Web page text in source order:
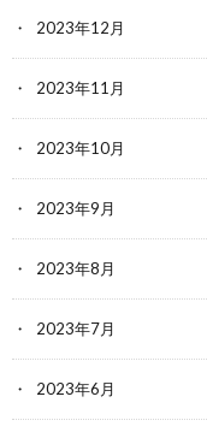
2023年12月
2023年11月
2023年10月
2023年9月
2023年8月
2023年7月
2023年6月